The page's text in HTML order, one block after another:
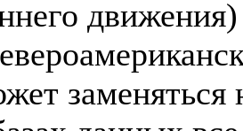
движения)